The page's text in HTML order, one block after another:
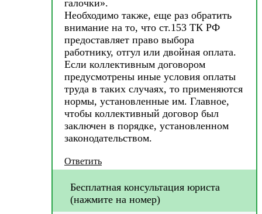
галочки».
Необходимо также, еще раз обратить
внимание на то, что ст.153 ТК РФ
предоставляет право выбора
работнику, отгул или двойная оплата.
Если коллективным договором
предусмотрены иные условия оплаты
труда в таких случаях, то применяются
нормы, установленные им. Главное,
чтобы коллективный договор был
заключен в порядке, установленном
законодательством.
Ответить
Бесплатная консультация юриста
(нажмите на номер)